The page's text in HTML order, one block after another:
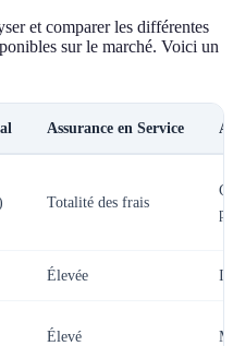
et comparer les différentes
sur le marché. Voici un
Assurance en Service
Totalité des frais
Élevée
Élevé